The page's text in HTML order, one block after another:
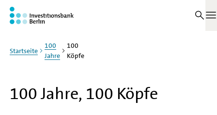
Zum Haupinhalt springen
Startseite
100
Jahre
100
Köpfe
100 Jahre, 100 Köpfe
Personen im Juli